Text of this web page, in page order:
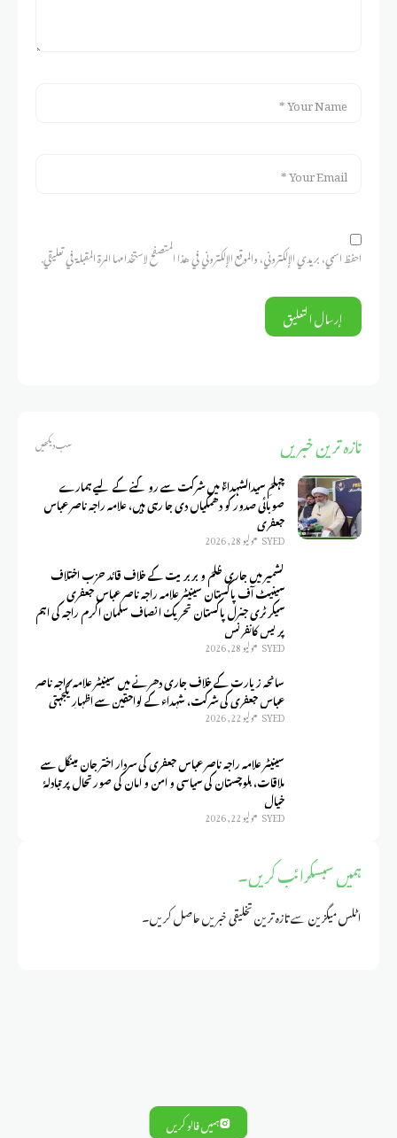
احفظ اسمي، بريدي الإلكتروني، والموقع الإلكتروني في هذا المتصفح لاستخدامها المرة المقبلة في تعليقي.
تازہ ترین خبریں سب دیکھیں
چہلمِ سیدالشہداءؑ میں شرکت سے روکنے کے لیے ہمارے
صوبائی صدور کو دھمکیاں دی جا رہی ہیں، علامہ راجہ ناصر عباس
جعفری
SYED يوليو 28, 2026
کشمیر میں جاری ظلم و بربریت کے خلاف قائد حزب اختلاف
سینیٹ آف پاکستان سینیٹر علامہ راجہ ناصر عباس جعفری
سیکرٹری جنرل پاکستان تحریک انصاف سلمان اکرم راجہ کی اہم
پریس کانفرنس
SYED يوليو 28, 2026
سانحہ زیارت کے خلاف جاری دھرنے میں سینیٹر علامہ راجہ ناصر
عباس جعفری کی شرکت، شہداء کے لواحقین سے اظہارِ یکجہتی
SYED يوليو 22, 2026
سینیٹر علامہ راجہ ناصر عباس جعفری کی سردار اختر جان مینگل سے
ملاقات، بلوچستان کی سیاسی و امن و امان کی صورتحال پر تبادلۂ
خیال
SYED يوليو 22, 2026
ہمیں سبسکرائب کریں۔
اٹلس میگزین سے تازہ ترین تخلیقی خبریں حاصل کریں۔
ہمیں فالو کریں